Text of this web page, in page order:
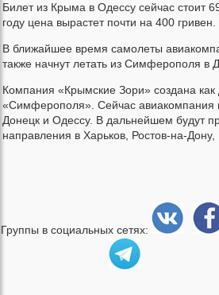
Билет из Крыма в Одессу сейчас стоит
году цена вырастет почти на 400 гривен.
В ближайшее время самолеты
также начнут летать из Симферополя в
Компания «Крымские Зори» создана
«Симферополя». Сейчас авиакомпания
Донецк и Одессу. В дальнейшем будут
направления в Харьков, Ростов-на-
Группы в социальных сетях: